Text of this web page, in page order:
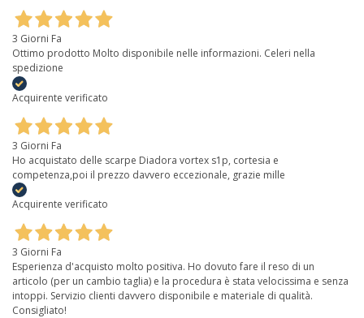
3 Giorni Fa
Ottimo prodotto Molto disponibile nelle informazioni. Celeri nella
spedizione
Acquirente verificato
3 Giorni Fa
Ho acquistato delle scarpe Diadora vortex s1p, cortesia e
competenza,poi il prezzo davvero eccezionale, grazie mille
Acquirente verificato
3 Giorni Fa
Esperienza d'acquisto molto positiva. Ho dovuto fare il reso di un
articolo (per un cambio taglia) e la procedura è stata velocissima e senza
intoppi. Servizio clienti davvero disponibile e materiale di qualità.
Consigliato!